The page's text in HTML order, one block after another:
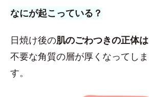
なにが起こっている？
日焼け後の肌のごわつきの正体は
不要な角質の層が厚くなってし
す。